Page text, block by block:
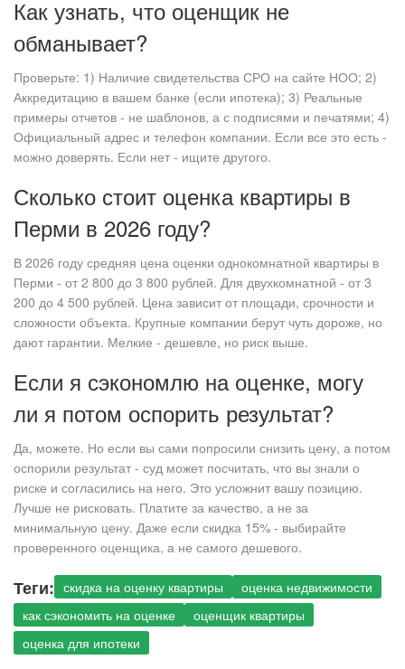
Как узнать, что оценщик не
обманывает?
Проверьте: 1) Наличие свидетельства СРО на сайте НОО; 2)
Аккредитацию в вашем банке (если ипотека); 3) Реальные
примеры отчетов - не шаблонов, а с подписями и печатями; 4)
Официальный адрес и телефон компании. Если все это есть -
можно доверять. Если нет - ищите другого.
Сколько стоит оценка квартиры в
Перми в 2026 году?
В 2026 году средняя цена оценки однокомнатной квартиры в
Перми - от 2 800 до 3 800 рублей. Для двухкомнатной - от 3
200 до 4 500 рублей. Цена зависит от площади, срочности и
сложности объекта. Крупные компании берут чуть дороже, но
дают гарантии. Мелкие - дешевле, но риск выше.
Если я сэкономлю на оценке, могу
ли я потом оспорить результат?
Да, можете. Но если вы сами попросили снизить цену, а потом
оспорили результат - суд может посчитать, что вы знали о
риске и согласились на него. Это усложнит вашу позицию.
Лучше не рисковать. Платите за качество, а не за
минимальную цену. Даже если скидка 15% - выбирайте
проверенного оценщика, а не самого дешевого.
Теги: скидка на оценку квартиры
оценка недвижимости
как сэкономить на оценке
оценщик квартиры
оценка для ипотеки